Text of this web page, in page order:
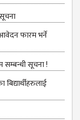
आवेदन फारम भर्ने
सम्बन्धी सूचना !